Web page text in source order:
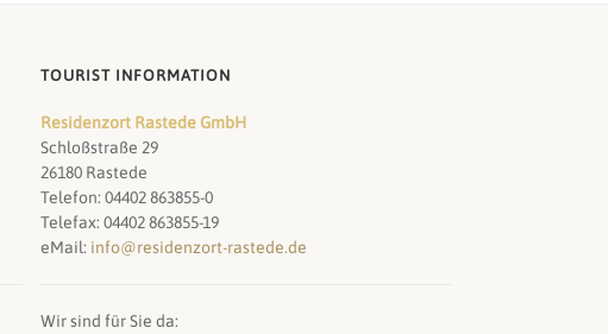
TOURIST INFORMATION
Residenzort Rastede GmbH
Schloßstraße 29
26180 Rastede
Telefon: 04402 863855-0
Telefax: 04402 863855-19
eMail: info@residenzort-rastede.de
Wir sind für Sie da: